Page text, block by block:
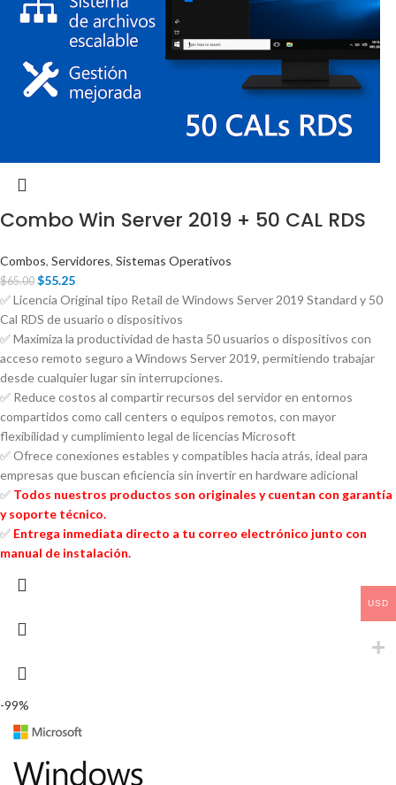
Combo Win Server 2019 + 50 CAL RDS
Combos, Servidores, Sistemas Operativos
$65.00 $55.25
✅ Licencia Original tipo Retail de Windows Server 2019 Standard y 50
Cal RDS de usuario o dispositivos
✅ Maximiza la productividad de hasta 50 usuarios o dispositivos con
acceso remoto seguro a Windows Server 2019, permitiendo trabajar
desde cualquier lugar sin interrupciones.
✅ Reduce costos al compartir recursos del servidor en entornos
compartidos como call centers o equipos remotos, con mayor
flexibilidad y cumplimiento legal de licencias Microsoft
✅ Ofrece conexiones estables y compatibles hacia atrás, ideal para
empresas que buscan eficiencia sin invertir en hardware adicional
✅ Todos nuestros productos son originales y cuentan con garantía
y soporte técnico.
✅ Entrega inmediata directo a tu correo electrónico junto con
manual de instalación.
-99%
USD